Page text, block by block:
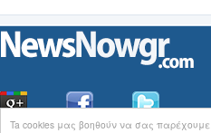
Ta cookies μας βοηθούν να σας παρέχουμε